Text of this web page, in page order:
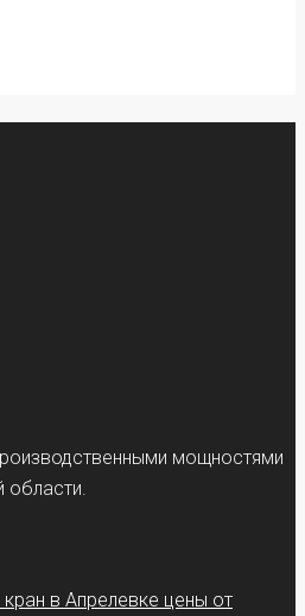
мощностями
в Апрелевке цены от